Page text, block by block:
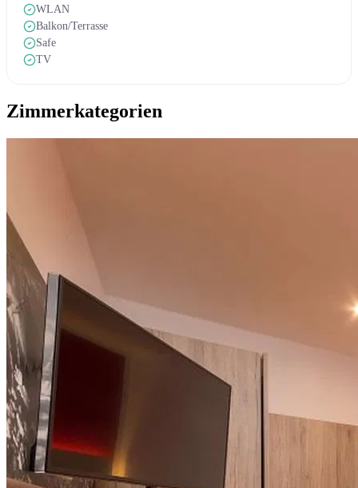
WLAN
Balkon/Terrasse
Safe
TV
Zimmerkategorien